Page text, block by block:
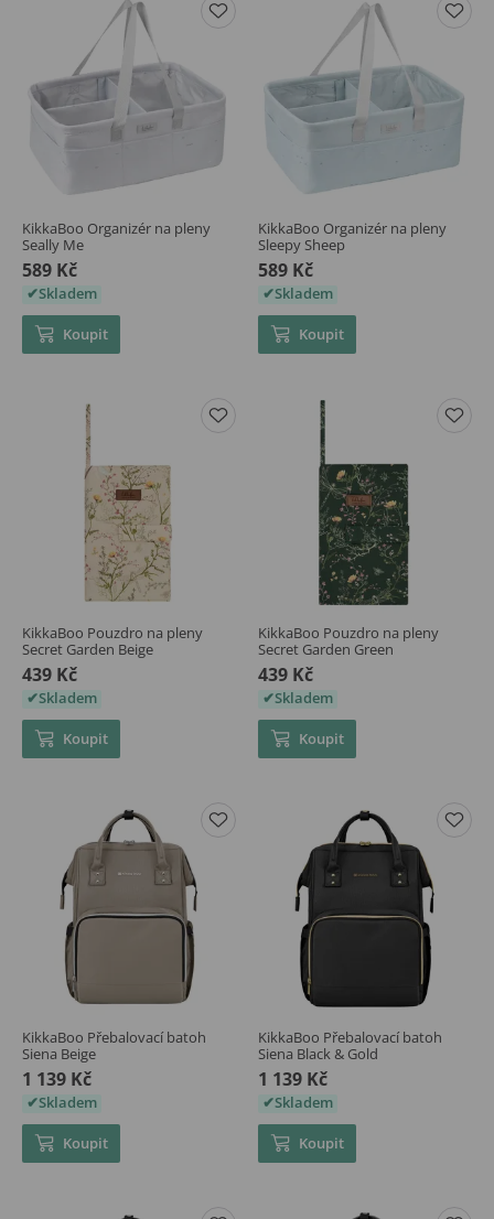
KikkaBoo Organizér na pleny
Seally Me
589 Kč
Skladem
Koupit
KikkaBoo Organizér na pleny
Sleepy Sheep
589 Kč
Skladem
Koupit
KikkaBoo Pouzdro na pleny
Secret Garden Beige
439 Kč
Skladem
Koupit
KikkaBoo Pouzdro na pleny
Secret Garden Green
439 Kč
Skladem
Koupit
KikkaBoo Přebalovací batoh
Siena Beige
1 139 Kč
Skladem
Koupit
KikkaBoo Přebalovací batoh
Siena Black & Gold
1 139 Kč
Skladem
Koupit